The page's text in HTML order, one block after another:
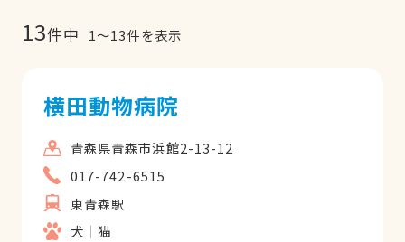
13件中 1〜13件を表示
横田動物病院
青森県青森市浜館2-13-12
017-742-6515
東青森駅
犬
猫